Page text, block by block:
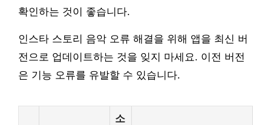
확인하는 것이 좋습니다.
인스타 스토리 음악 오류 해결을 위해 앱을 최신 버
전으로 업데이트하는 것을 잊지 마세요. 이전 버전
은 기능 오류를 유발할 수 있습니다.
소